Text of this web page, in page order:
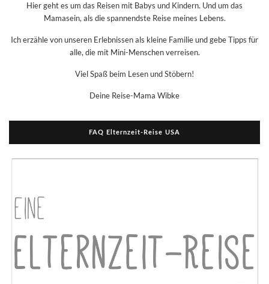
Hier geht es um das Reisen mit Babys und Kindern. Und um das
Mamasein, als die spannendste Reise meines Lebens.
Ich erzähle von unseren Erlebnissen als kleine Familie und gebe Tipps für
alle, die mit Mini-Menschen verreisen.
Viel Spaß beim Lesen und Stöbern!
Deine Reise-Mama Wibke
FAQ Elternzeit-Reise USA